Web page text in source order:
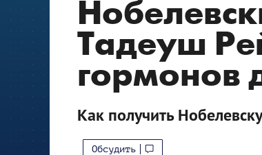
Тадеуш
гормонов
Как получить
Обсудить